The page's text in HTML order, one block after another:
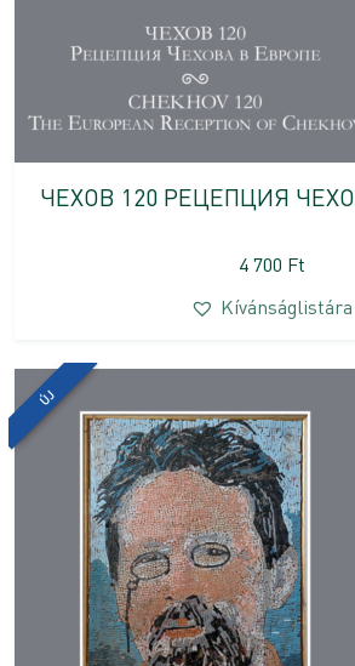
ЧЕХОВ 120 РЕЦЕПЦИЯ
4 700 Ft
Kívánságlistára
ÚJ